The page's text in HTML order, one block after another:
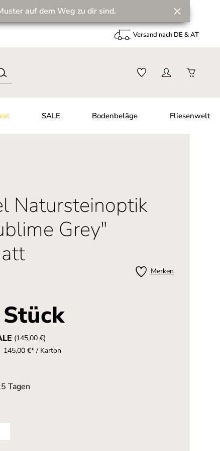
auf dem Weg zu dir sind.
Versand nach DE & AT
SALE Bodenbeläge Fliesenwelt
Natursteinoptik
Grey"
Merken
(145,00 €)
145,00 €* / Karton
Tagen